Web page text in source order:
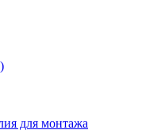
для монтажа